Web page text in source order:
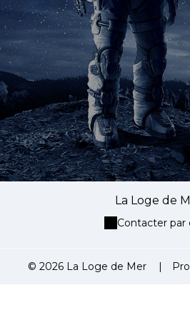
La Loge de
Contacter par
© 2026 La Loge de Mer |